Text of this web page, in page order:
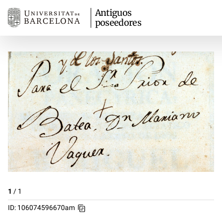
Antiguos
poseedores
1 / 1
ID: 106074596670am